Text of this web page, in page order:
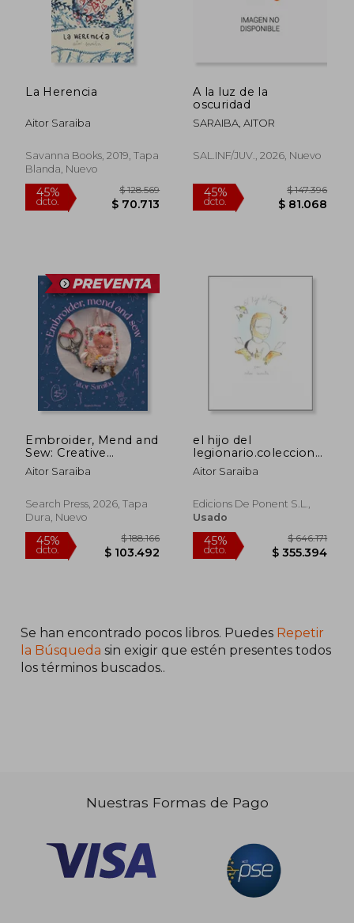
dcto. $ 70.713 dcto. $
La Herencia
Aitor Saraiba
Savanna Books, 2019, Tapa
Blanda, Nuevo
45%
dcto. $ 70.713
A la luz de la
oscuridad
SARAIBA, AITOR
SAL.INF/JUV., 2026, Nuevo
45%
dcto. $
Embroider, Mend and
Sew: Creative
storytelling through
textile art (en Inglés)
Aitor Saraiba
Search Press, 2026, Tapa
Dura, Nuevo
el hijo del
legionario.coleccion
crepusculo 28
Aitor Saraiba
Edicions De Ponent S.l.,
Usado
Se han encontrado pocos libros. Puedes Repetir
la Búsqueda sin exigir que estén presentes todos
los términos buscados..
Nuestras Formas de Pago